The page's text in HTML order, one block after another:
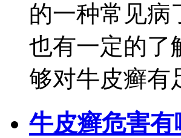
的一种常见病
也有一定的了
够对牛皮癣有
牛皮癣危害有